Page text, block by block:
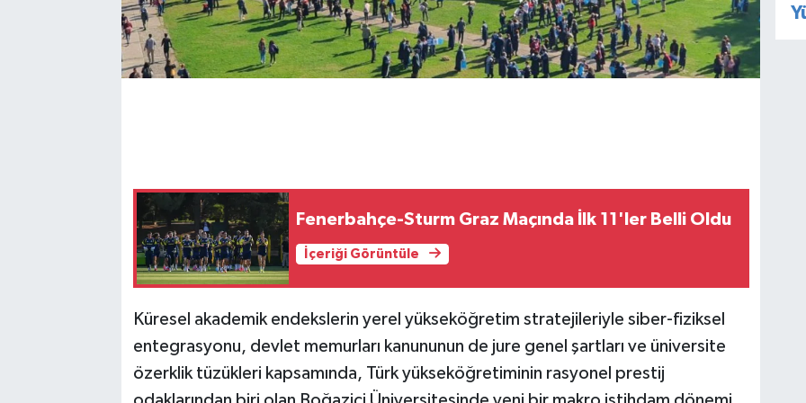
Fenerbahçe-Sturm Graz Maçında İlk 11'ler Belli Oldu
İçeriği Görüntüle
Küresel akademik endekslerin yerel yükseköğretim stratejileriyle siber-fiziksel
entegrasyonu, devlet memurları kanununun de jure genel şartları ve üniversite
özerklik tüzükleri kapsamında, Türk yükseköğretiminin rasyonel prestij